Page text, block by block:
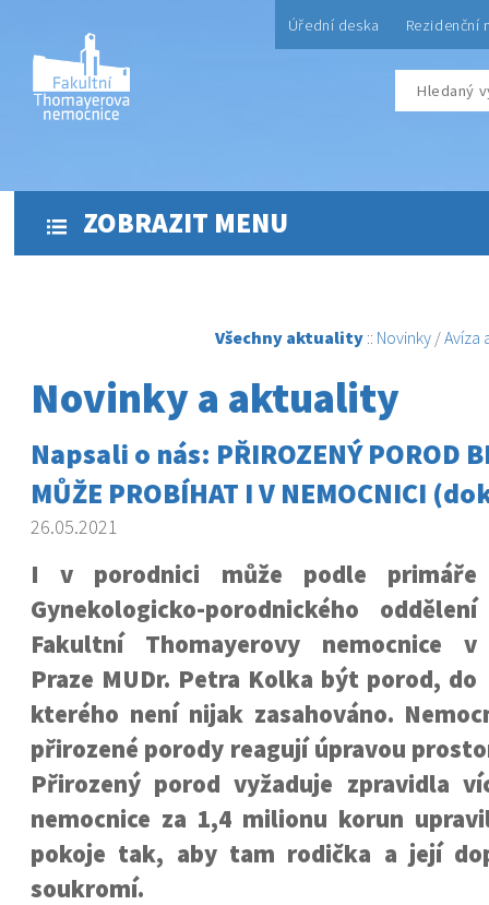
Úřední deska Rezidenční
ZOBRAZIT MENU
Všechny aktuality :: Novinky /Avíza
Novinky a aktuality
Napsali o nás: PŘIROZENÝ POROD
MŮŽE PROBÍHAT I V NEMOCNICI
26.05.2021
I v porodnici může podle primáře
Gynekologicko-porodnického oddělení
Fakultní Thomayerovy nemocnice v
Praze MUDr. Petra Kolka být porod, do
kterého není nijak zasahováno.
přirozené porody reagují úpravou
Přirozený porod vyžaduje zpravidla
nemocnice za 1,4 milionu korun
pokoje tak, aby tam rodička a její
soukromí.